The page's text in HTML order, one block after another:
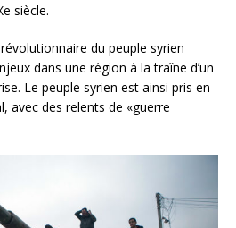
siècle.
du peuple syrien
dans une région à la traîne d’un
Le peuple syrien est ainsi pris en
avec des relents de «guerre